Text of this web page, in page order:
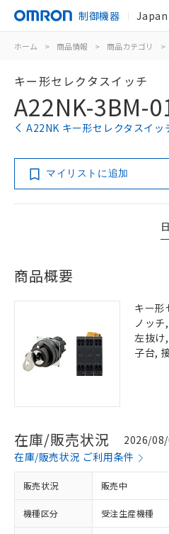
制御機器 Japan
ホーム > 商品情報 > 商品カテゴリ >
キー形セレクタスイッチ
A22NK-3BM-
A22NK キー形セレクタスイッ
マイリストに追加
商品概要
キー
ノッ
左抜け
子台,
在庫/販売状況
2026/08/
在庫/販売状況 ご利用条件
販売状況 販売中
機種区分 受注生産機種